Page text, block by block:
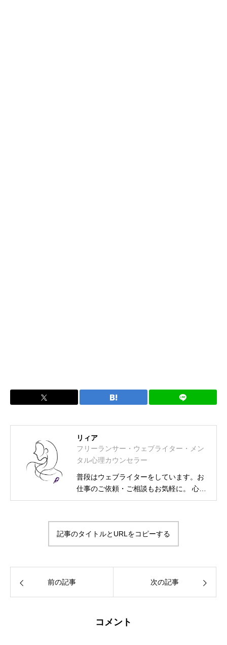
リィア
フリーランサー・ウェブライター・メン
タル心理カウンセラー
普段はウェブライターをしています。お
仕事のご依頼・ご相談もお気軽に。 心理
カウンセラー資格取得に伴い、相談募集
イター メンタル士心理カウンセラー・ア
ンガーカウンセラー 漢検2級・図書館司
書・HSS型HSP気質・INFJ-T-O-C（外殻
字中毒
記事のタイトルとURLをコピーする
前の記事 次の記事
コメント